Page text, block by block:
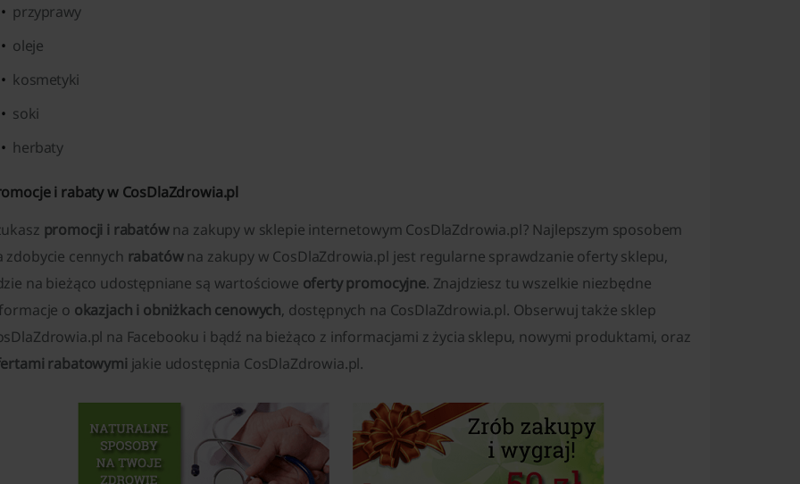
przyprawy
oleje
kosmetyki
soki
herbaty
i rabaty w CosDlaZdrowia.pl
promocji i rabatówna zakupy w sklepie internetowym CosDlaZdrowia.pl? Najlepszym sposobem
zdobycie cennych rabatówna zakupy w CosDlaZdrowia.pl jest regularne sprawdzanie oferty sklepu,
na bieżąco udostępniane są wartościowe oferty promocyjne. Znajdziesz tu wszelkie niezbędne
o okazjach i obniżkach cenowych, dostępnych na CosDlaZdrowia.pl. Obserwuj także sklep
na Facebooku i bądź na bieżąco z informacjami z życia sklepu, nowymi produktami, oraz
rabatowymi jakie udostępnia CosDlaZdrowia.pl.